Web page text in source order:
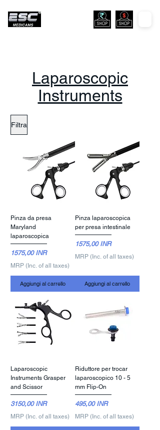
Laparoscopic
Instruments
Filtra
Pinza da presa
Maryland
laparoscopica
Prezzo
1575,00 INR
MRP (Inc. of all taxes)
Aggiungi al carrello
Pinza laparoscopica
per presa intestinale
Prezzo
1575,00 INR
MRP (Inc. of all taxes)
Aggiungi al carrello
Laparoscopic
Instruments Grasper
and Scissor
Prezzo
3150,00 INR
MRP (Inc. of all taxes)
Riduttore per trocar
laparoscopico 10 - 5
mm Flip-On
Prezzo
495,00 INR
MRP (Inc. of all taxes)